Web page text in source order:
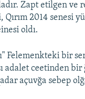
Zapt etilgen ve
2014 senesi
oldı.
Felemenkteki bir
adalet ceetinden
açuvğa sebep